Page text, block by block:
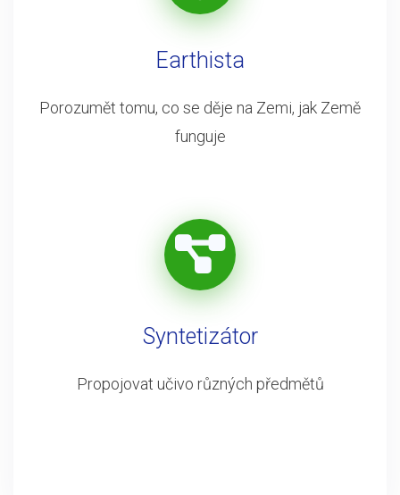
Earthista
Porozumět tomu, co se děje na Zemi, jak Země
funguje
Syntetizátor
Propojovat učivo různých předmětů